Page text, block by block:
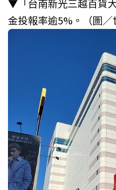
▼「台南新光三越百貨
金投報率逾5%。（圖／